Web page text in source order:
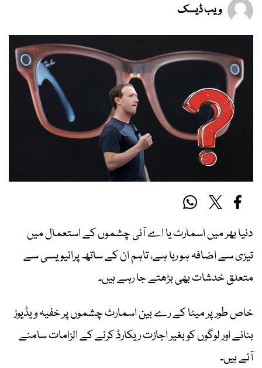
ویب ڈیسک
دنیا بھر میں اسمارٹ یا اے آئی چشموں کے استعمال میں
تیزی سے اضافہ ہو رہا ہے، تاہم ان کے ساتھ پرائیویسی سے
متعلق خدشات بھی بڑھتے جا رہے ہیں۔
خاص طور پر میٹا کے رے بین اسمارٹ چشموں پر خفیہ ویڈیوز
بنانے اور لوگوں کو بغیر اجازت ریکارڈ کرنے کے الزامات سامنے
آئے ہیں۔